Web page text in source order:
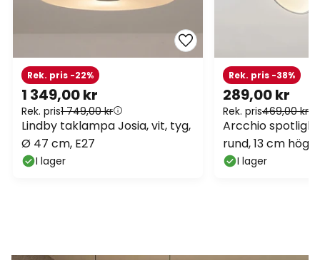
1 349,00 kr
Rek. pris1 749,00 kr
Rek. pris -22%
Lindby taklampa Josia, vit, tyg,
Ø 47 cm, E27
I lager
289,00 kr
Rek. pris469,00 kr
Rek. pris -38%
Arcchio
rund, 13 cm hög,
I lager